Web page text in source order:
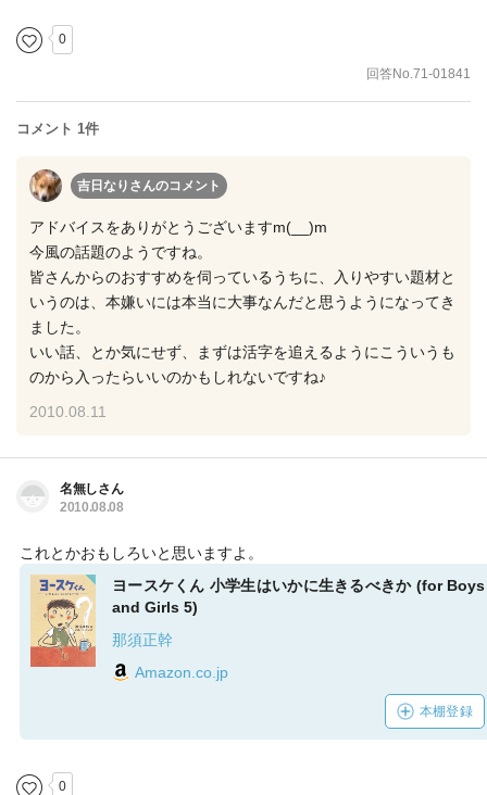
0
回答No.71-01841
コメント 1件
吉日なりさんのコメント
アドバイスをありがとうございますm(__)m
今風の話題のようですね。
皆さんからのおすすめを伺っているうちに、入りやすい題材と
いうのは、本嫌いには本当に大事なんだと思うようになってき
ました。
いい話、とか気にせず、まずは活字を追えるようにこういうも
のから入ったらいいのかもしれないですね♪
2010.08.11
名無しさん
2010.08.08
これとかおもしろいと思いますよ。
ヨースケくん 小学生はいかに生きるべきか (for Boys
and Girls 5)
那須正幹
Amazon.co.jp
本棚登録
0